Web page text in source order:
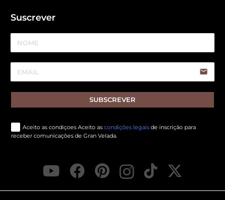
Suscrever
email
SUBSCREVER
Aceito as condiçoes Aceito as condições legais de inscrição para
receber comunicações de Gran Velada.